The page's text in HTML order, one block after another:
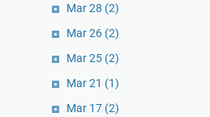
Mar 28 (2)
Mar 26 (2)
Mar 25 (2)
Mar 21 (1)
Mar 17 (2)